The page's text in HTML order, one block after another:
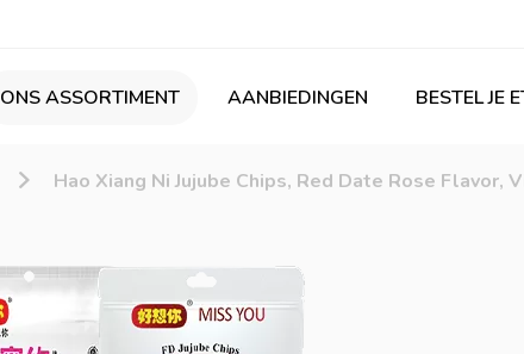
ONS ASSORTIMENT AANBIEDINGEN BESTEL JE
Hao Xiang Ni Jujube Chips, Red Date Rose Flavor,